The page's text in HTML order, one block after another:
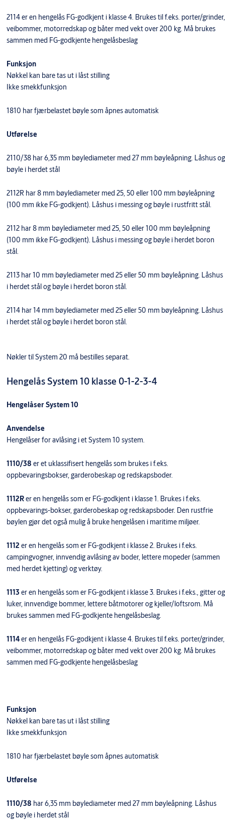
2114 er en hengelås FG-godkjent i klasse 4. Brukes til f.eks. porter/grinder,
veibommer, motorredskap og båter med vekt over 200 kg. Må brukes
sammen med FG-godkjente hengelåsbeslag
Funksjon
Nøkkel kan bare tas ut i låst stilling
Ikke smekkfunksjon
1810 har fjærbelastet bøyle som åpnes automatisk
Utførelse
2110/38 har 6,35 mm bøylediameter med 27 mm bøyleåpning. Låshus og
bøyle i herdet stål
2112R har 8 mm bøylediameter med 25, 50 eller 100 mm bøyleåpning
(100 mm ikke FG-godkjent). Låshus i messing og bøyle i rustfritt stål.
2112 har 8 mm bøylediameter med 25, 50 eller 100 mm bøyleåpning
(100 mm ikke FG-godkjent). Låshus i messing og bøyle i herdet boron
stål.
2113 har 10 mm bøylediameter med 25 eller 50 mm bøyleåpning. Låshus
i herdet stål og bøyle i herdet boron stål.
2114 har 14 mm bøylediameter med 25 eller 50 mm bøyleåpning. Låshus
i herdet stål og bøyle i herdet boron stål.
Nøkler til System 20 må bestilles separat.
Hengelås System 10 klasse 0-1-2-3-4
Hengelåser System 10
Anvendelse
Hengelåser for avlåsing i et System 10 system.
1110/38 er et uklassifisert hengelås som brukes i f.eks.
oppbevaringsbokser, garderobeskap og redskapsboder.
1112Rer en hengelås som er FG-godkjent i klasse 1. Brukes i f.eks.
oppbevarings-bokser, garderobeskap og redskapsboder. Den rustfrie
bøylen gjør det også mulig å bruke hengelåsen i maritime miljøer.
1112 er en hengelås som er FG-godkjent i klasse 2. Brukes i f.eks.
campingvogner, innvendig avlåsing av boder, lettere mopeder (sammen
med herdet kjetting) og verktøy.
1113 er en hengelås som er FG-godkjent i klasse 3. Brukes i f.eks., gitter og
luker, innvendige bommer, lettere båtmotorer og kjeller/loftsrom. Må
brukes sammen med FG-godkjente hengelåsbeslag.
1114er en hengelås FG-godkjent i klasse 4. Brukes til f.eks. porter/grinder,
veibommer, motorredskap og båter med vekt over 200 kg. Må brukes
sammen med FG-godkjente hengelåsbeslag
Funksjon
Nøkkel kan bare tas ut i låst stilling
Ikke smekkfunksjon
1810 har fjærbelastet bøyle som åpnes automatisk
Utførelse
1110/38 har 6,35 mm bøylediameter med 27 mm bøyleåpning. Låshus
og bøyle i herdet stål